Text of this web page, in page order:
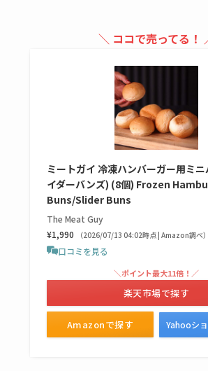
など解
ビタク
ラカパ
売って
キーピ
理由は
は？代
クラン
スはコ
てる？
は？お
＼ ココで売ってる！
ミートガイ 冷凍ハンバーガー用ミ
イダーバンズ) (8個) Frozen
Buns/Slider Buns
The Meat Guy
¥1,990
（2026/07/13 04:02時点 | Amazon調べ）
口コミを見る
Amazonで探す
＼ポイント最大11倍！／
楽天市場で探す
Yahooシ